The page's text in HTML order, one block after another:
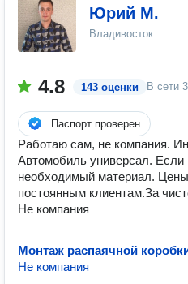
Юрий М.
Владивосток
4.8 143 оценки В сети
Паспорт проверен
Работаю сам, не компания.
Автомобиль универсал. Если
необходимый материал.
постоянным клиентам.За
Не компания
Монтаж распаячной
Не компания